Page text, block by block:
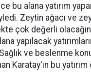
bu alana yatırım
Zeytin ağacı ve
çok değerli
yapılacak
ve beslenme
Karatay'ın bu